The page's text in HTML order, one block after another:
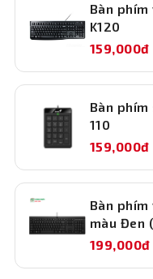
Bộ 105 phím
Với 105 phím đầy đủ,
nhập liệu từ soạn
thuộc, đồng thời gia
dùng.
Keycap phong
Bàn
K120
159,000đ
Bàn phím
110
159,000đ
Bàn phím
màu Đen
199,000đ